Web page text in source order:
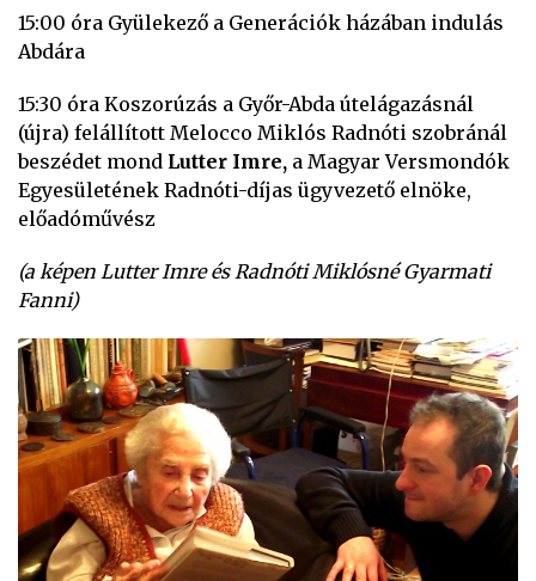
15:00 óra Gyülekező a Generációk házában indulás
Abdára
15:30 óra Koszorúzás a Győr-Abda útelágazásnál
(újra) felállított Melocco Miklós Radnóti szobránál
beszédet mond Lutter Imre, a Magyar Versmondók
Egyesületének Radnóti-díjas ügyvezető elnöke,
előadóművész
(a képen Lutter Imre és Radnóti Miklósné Gyarmati
Fanni)